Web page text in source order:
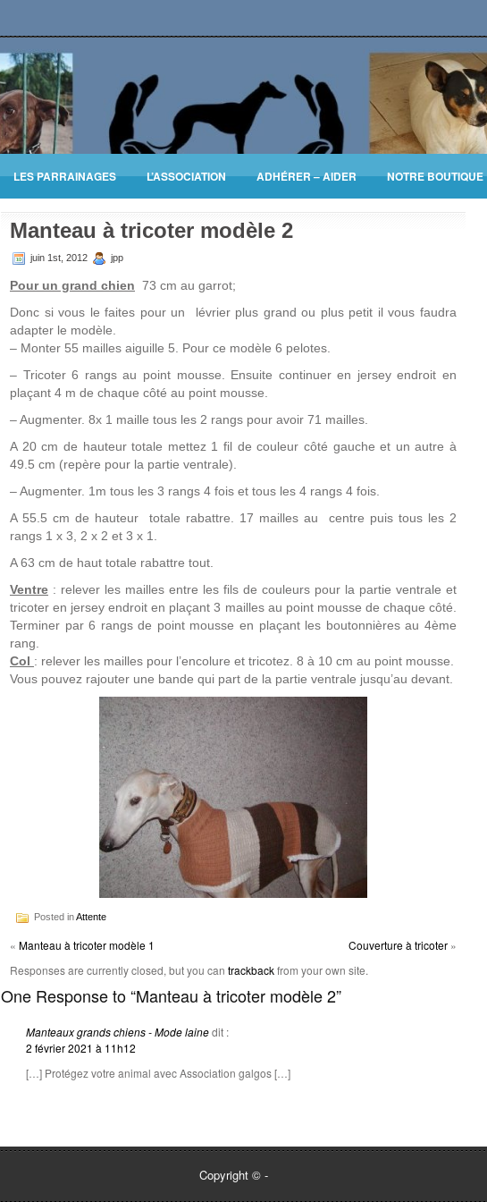
LES PARRAINAGES L’ASSOCIATION ADHÉRER – AIDER NOTRE BOUTIQUE
Manteau à tricoter modèle 2
juin 1st, 2012 jpp
Pour un grand chien 73 cm au garrot;
Donc si vous le faites pour un lévrier plus grand ou plus petit il vous faudra
adapter le modèle.
– Monter 55 mailles aiguille 5. Pour ce modèle 6 pelotes.
– Tricoter 6 rangs au point mousse. Ensuite continuer en jersey endroit en
plaçant 4 m de chaque côté au point mousse.
– Augmenter. 8x 1 maille tous les 2 rangs pour avoir 71 mailles.
A 20 cm de hauteur totale mettez 1 fil de couleur côté gauche et un autre à
49.5 cm (repère pour la partie ventrale).
– Augmenter. 1m tous les 3 rangs 4 fois et tous les 4 rangs 4 fois.
A 55.5 cm de hauteur totale rabattre. 17 mailles au centre puis tous les 2
rangs 1 x 3, 2 x 2 et 3 x 1.
A 63 cm de haut totale rabattre tout.
Ventre : relever les mailles entre les fils de couleurs pour la partie ventrale et
tricoter en jersey endroit en plaçant 3 mailles au point mousse de chaque côté.
Terminer par 6 rangs de point mousse en plaçant les boutonnières au 4ème
rang.
Col : relever les mailles pour l’encolure et tricotez. 8 à 10 cm au point mousse.
Vous pouvez rajouter une bande qui part de la partie ventrale jusqu’au devant.
Posted inAttente
« Manteau à tricoter modèle 1 Couverture à tricoter »
Responses are currently closed, but you can trackbackfrom your own site.
One Response to “Manteau à tricoter modèle 2”
Manteaux grands chiens - Mode lainedit :
2 février 2021 à 11h12
[…] Protégez votre animal avec Association galgos […]
Copyright © -